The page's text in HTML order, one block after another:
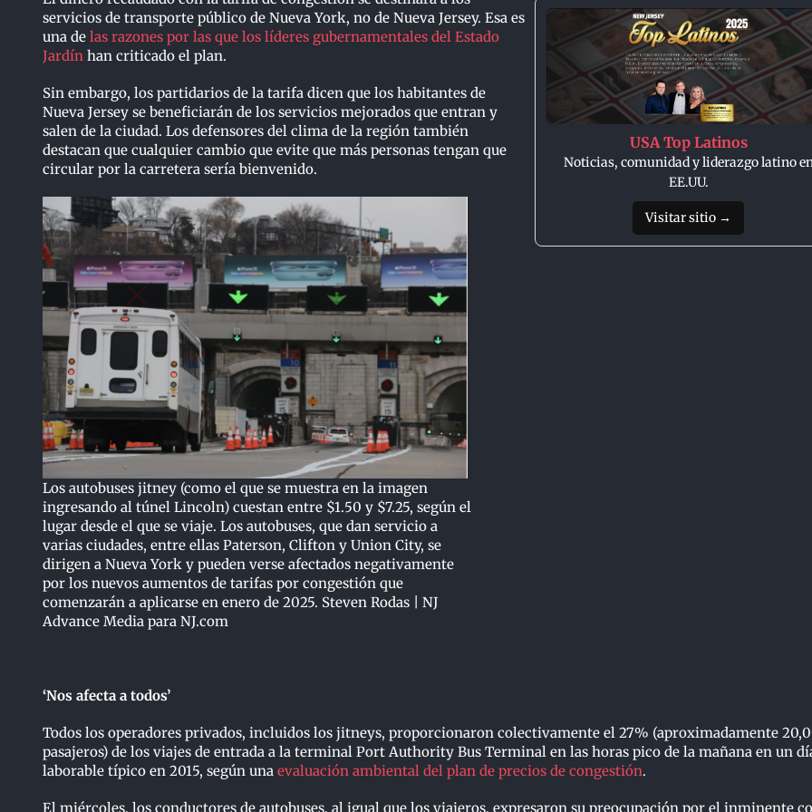
USA Top Latinos
Noticias, comunidad y liderazgo latino
EE.UU.
Visitar sitio →
servicios de transporte público de Nueva York, no de Nueva Jersey. Esa es
una de las razones por las que los líderes gubernamentales del Estado
Jardín han criticado el plan.
Sin embargo, los partidarios de la tarifa dicen que los habitantes de
Nueva Jersey se beneficiarán de los servicios mejorados que entran y
salen de la ciudad. Los defensores del clima de la región también
destacan que cualquier cambio que evite que más personas tengan que
circular por la carretera sería bienvenido.
Los autobuses jitney (como el que se muestra en la imagen
ingresando al túnel Lincoln) cuestan entre $1.50 y $7.25, según el
lugar desde el que se viaje. Los autobuses, que dan servicio a
varias ciudades, entre ellas Paterson, Clifton y Union City, se
dirigen a Nueva York y pueden verse afectados negativamente
por los nuevos aumentos de tarifas por congestión que
comenzarán a aplicarse en enero de 2025. Steven Rodas | NJ
Advance Media para NJ.com
‘Nos afecta a todos’
Todos los operadores privados, incluidos los jitneys, proporcionaron colectivamente el 27% (aproximadamente
pasajeros) de los viajes de entrada a la terminal Port Authority Bus Terminal en las horas pico de la mañana en un
laborable típico en 2015, según una evaluación ambiental del plan de precios de congestión.
El miércoles, los conductores de autobuses, al igual que los viajeros, expresaron su preocupación por el inminente